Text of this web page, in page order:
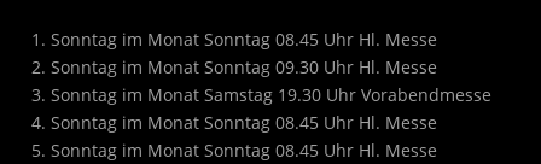
1. Sonntag im Monat Sonntag 08.45 Uhr Hl. Messe
2. Sonntag im Monat Sonntag 09.30 Uhr Hl. Messe
3. Sonntag im Monat Samstag 19.30 Uhr Vorabendmesse
4. Sonntag im Monat Sonntag 08.45 Uhr Hl. Messe
5. Sonntag im Monat Sonntag 08.45 Uhr Hl. Messe